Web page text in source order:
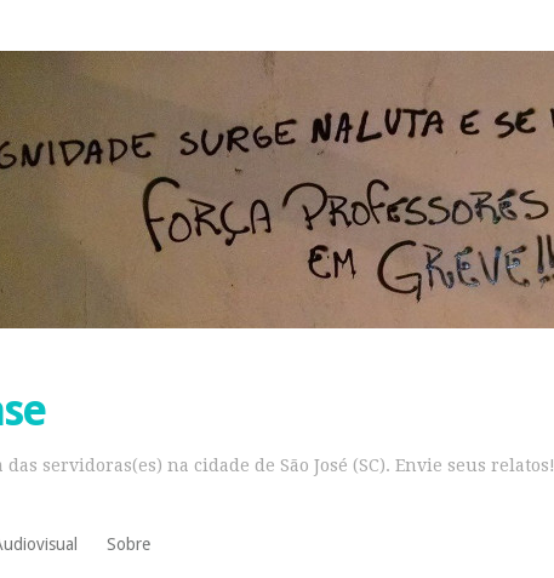
servidoras(es) na cidade de São José (SC). Envie seus relatos!
Sobre